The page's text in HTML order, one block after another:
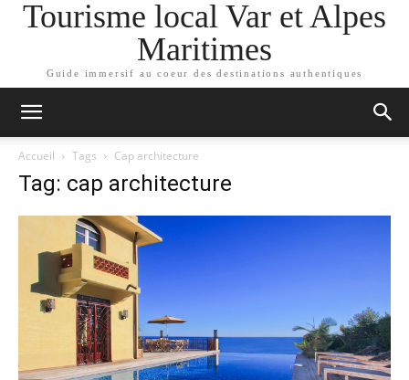
Tourisme local Var et Alpes
Maritimes
Guide immersif au coeur des destinations authentiques
Accueil Tags Cap architecture
Tag: cap architecture